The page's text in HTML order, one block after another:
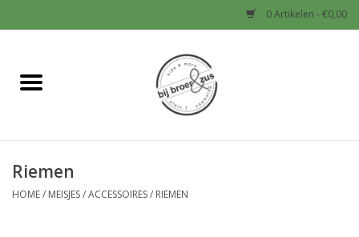
0 Artikelen - €0,00
Home
Baby
Riemen
HOME/ MEISJES/ACCESSOIRES/ RIEMEN